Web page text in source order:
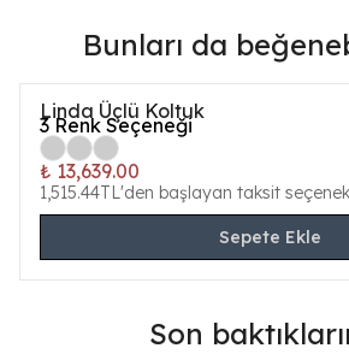
Bunları da
Linda Üçlü Koltuk
3 Renk Seçeneği
₺ 13,639.00
1,515.44TL'den başlayan taksit
Sepete Ekle
Son